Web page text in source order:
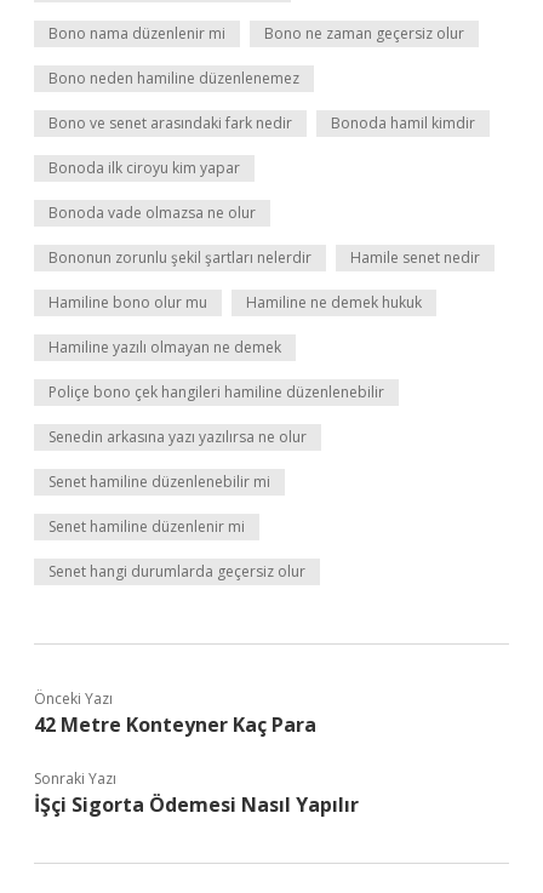
Bono nama düzenlenir mi Bono ne zaman geçersiz olur
Bono neden hamiline düzenlenemez
Bono ve senet arasındaki fark nedir Bonoda hamil kimdir
Bonoda ilk ciroyu kim yapar
Bonoda vade olmazsa ne olur
Bononun zorunlu şekil şartları nelerdir Hamile senet nedir
Hamiline bono olur mu Hamiline ne demek hukuk
Hamiline yazılı olmayan ne demek
Poliçe bono çek hangileri hamiline düzenlenebilir
Senedin arkasına yazı yazılırsa ne olur
Senet hamiline düzenlenebilir mi
Senet hamiline düzenlenir mi
Senet hangi durumlarda geçersiz olur
Önceki Yazı
42 Metre Konteyner Kaç Para
Sonraki Yazı
İŞçi Sigorta Ödemesi Nasıl Yapılır